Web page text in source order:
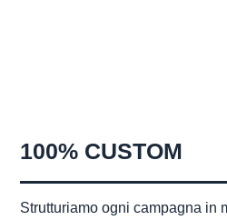
100% CUSTOM
Strutturiamo ogni campagna in